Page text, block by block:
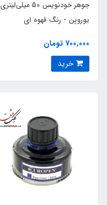
جوهر خودنویس 50 میلی‌لیتری
یوروپن - رنگ قهوه ای
700,000 تومان